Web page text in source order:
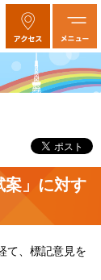
案」に対す
て、標記意見を